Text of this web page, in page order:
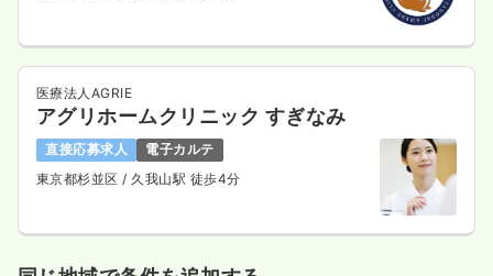
医療法人AGRIE
アグリホームクリニック すぎなみ
直接応募求人
電子カルテ
東京都杉並区 / 久我山駅 徒歩4分